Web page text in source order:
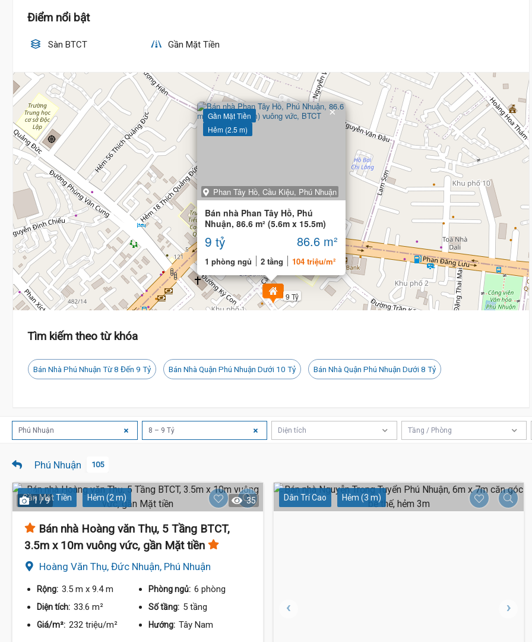
Điểm nổi bật
Sàn BTCT Gần Mặt Tiền
9 Tỷ
8.9 Tỷ
8.9 Tỷ
9.2 Tỷ
Gần Mặt Tiền
Hẻm (2.5 m)
Phan Tây Hồ, Cầu Kiệu, Phú Nhuận
Bán nhà Phan Tây Hồ, Phú
Nhuận, 86.6 m² (5.6m x 15.5m)
vuông vức, BTCT
9 tỷ 86.6 m²
1 phòng ngủ 2 tầng 104 triệu/m²
×
Tìm kiếm theo từ khóa
Bán Nhà Phú Nhuận Từ 8 Đến 9 Tỷ Bán Nhà Quận Phú Nhuận Dưới 10 Tỷ Bán Nhà Quận Phú Nhuận Dưới 8 Tỷ
8 tỷ 800 triệu
Nguyễn Lâm,Cầu Kiệu
5.5 mx 17 m
1 tầng
DT:102 m² 4 phòngngủ
86 triệu/m²
Đông Nam
Phú Nhuận 8 – 9 Tỷ Diện tích Tầng / Phòng
Phú Nhuận 105
Gần Mặt Tiền Hẻm (2 m)
1 / 9 35
Bán nhà Hoàng văn Thụ, 5 Tầng BTCT,
3.5m x 10m vuông vức, gần Mặt tiền
Hoàng Văn Thụ, Đức Nhuận, Phú Nhuận
Rộng: 3.5 m x 9.4 m Phòng ngủ: 6 phòng
Diện tích: 33.6 m² Số tầng: 5 tầng
Giá/m²: 232 triệu/m² Hướng: Tây Nam
Dân Trí Cao Hẻm (3 m)